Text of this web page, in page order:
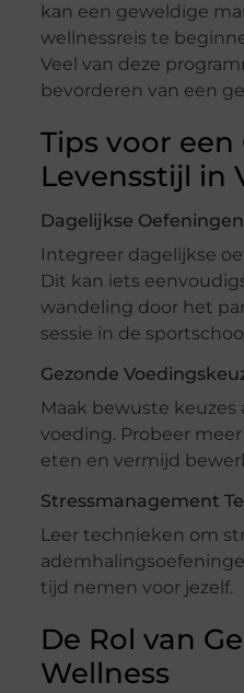
kan een geweldige
wellnessreis te
Veel van deze
bevorderen van een
Tips voor een
Levensstijl in
Dagelijkse Oefeningen
Integreer dagelijkse
Dit kan iets
wandeling door het
sessie in de
Gezonde
Maak bewuste keuzes
voeding. Probeer
eten en vermijd
Stressmanagement
Leer technieken om
tijd nemen voor jezelf.
De Rol van
Wellness